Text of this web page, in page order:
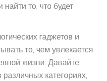
то, что будет
гаджетов и
то, чем увлекается
жизни. Давайте
категориях,